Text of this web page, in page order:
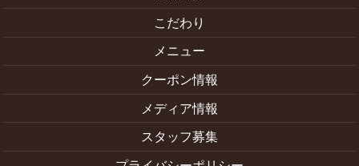
こだわり
メニュー
クーポン情報
メディア情報
スタッフ募集